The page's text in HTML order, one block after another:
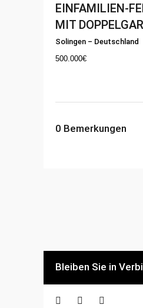
EINFAMILIEN-
MIT
Solingen – Deutschland
500.000€
0 Bemerkungen
Bleiben Sie in